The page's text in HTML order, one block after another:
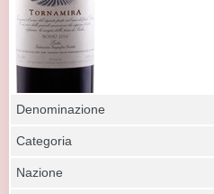
Denominazione
Categoria
Nazione